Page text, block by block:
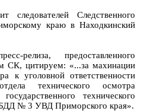
Следственного
краю в Находкинский
релиза, предоставленного
СК, цитируем: «...за махинации
к уголовной ответственности
технического осмотра
технического
№ 3 УВД Приморского края».